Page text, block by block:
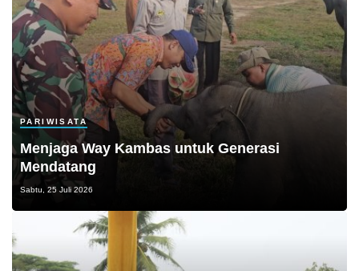
PARIWISATA
Menjaga Way Kambas untuk Generasi
Mendatang
Sabtu, 25 Juli 2026